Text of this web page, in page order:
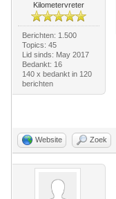
Kilometervreter
Berichten: 1.500
Topics: 45
Lid sinds: May 2017
Bedankt: 16
140 x bedankt in 120
berichten
Website Zoek